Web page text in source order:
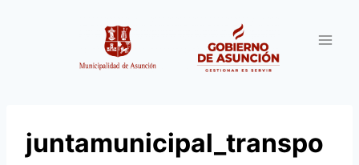
juntamunicipal_transpo